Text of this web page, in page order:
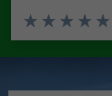
Valuta
Valuta 3
Valuta 2 stelle
Valuta 1 stelle su 5